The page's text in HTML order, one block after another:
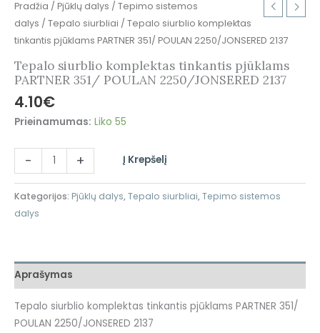
Pradžia / Pjūklų dalys / Tepimo sistemos
dalys / Tepalo siurbliai / Tepalo siurblio komplektas
tinkantis pjūklams PARTNER 351/ POULAN 2250/JONSERED 2137
Tepalo siurblio komplektas tinkantis pjūklams
PARTNER 351/ POULAN 2250/JONSERED 2137
4.10€
Prieinamumas: Liko 55
- + Į Krepšelį
Kategorijos: Pjūklų dalys,Tepalo siurbliai,Tepimo sistemos
dalys
Aprašymas
Tepalo siurblio komplektas tinkantis pjūklams PARTNER 351/
POULAN 2250/JONSERED 2137